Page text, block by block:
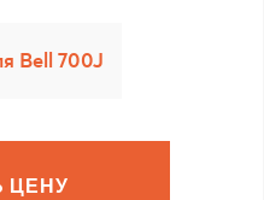
Bell 700J
ЦЕНУ